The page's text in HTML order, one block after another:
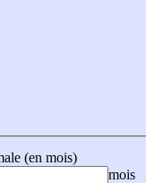
(en mois)
mois